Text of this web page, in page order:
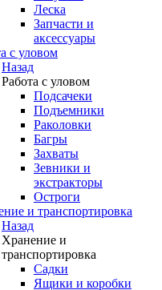
Леска
Запчасти и
аксессуары
с уловом
Назад
Работа с уловом
Подсачеки
Подъемники
Раколовки
Багры
Захваты
Зевники и
экстракторы
Остроги
и транспортировка
Назад
Хранение и
транспортировка
Садки
Ящики и коробки